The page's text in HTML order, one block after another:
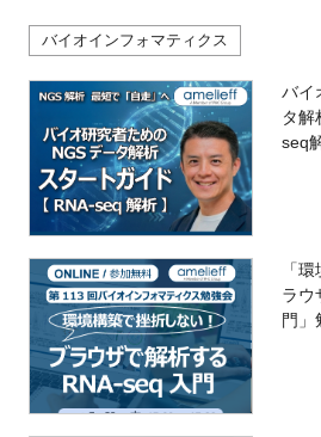
バイオインフォマティクス
バイ
タ解
seq
「
ラウ
門」